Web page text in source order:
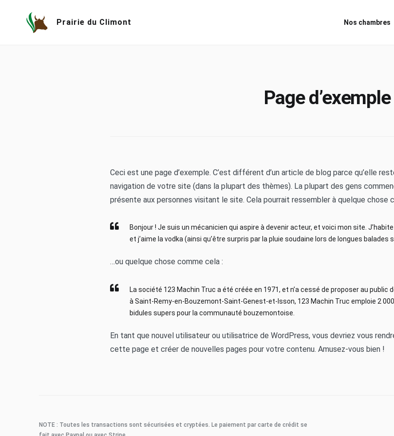
Prairie du Climont Nos chambres
Page d’exemple
Ceci est une page d’exemple. C’est différent d’un article de blog parce qu’elle
navigation de votre site (dans la plupart des thèmes). La plupart des gens
présente aux personnes visitant le site. Cela pourrait ressembler à quelque chose
Bonjour ! Je suis un mécanicien qui aspire à devenir acteur, et voici mon site.
et j’aime la vodka (ainsi qu’être surpris par la pluie soudaine lors de longues balades
…ou quelque chose comme cela :
La société 123 Machin Truc a été créée en 1971, et n’a cessé de proposer au
à Saint-Remy-en-Bouzemont-Saint-Genest-et-Isson, 123 Machin Truc emploie 2
bidules supers pour la communauté bouzemontoise.
En tant que nouvel utilisateur ou utilisatrice de WordPress, vous devriez vous
cette page et créer de nouvelles pages pour votre contenu. Amusez-vous bien !
NOTE : Toutes les transactions sont sécurisées et cryptées. Le paiement par carte de crédit se